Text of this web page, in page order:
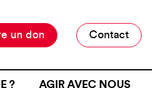
? AGIR AVEC NOUS
un don Contact